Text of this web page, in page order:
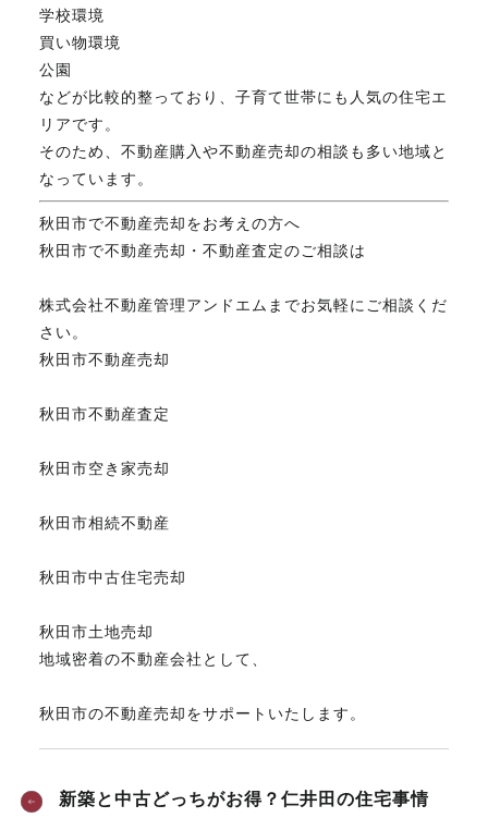
学校環境
買い物環境
公園
などが比較的整っており、子育て世帯にも人気の住宅エ
リアです。
そのため、不動産購入や不動産売却の相談も多い地域と
なっています。
秋田市で不動産売却をお考えの方へ
秋田市で不動産売却・不動産査定のご相談は
株式会社不動産管理アンドエムまでお気軽にご相談くだ
さい。
秋田市不動産売却
秋田市不動産査定
秋田市空き家売却
秋田市相続不動産
秋田市中古住宅売却
秋田市土地売却
地域密着の不動産会社として、
秋田市の不動産売却をサポートいたします。
新築と中古どっちがお得？仁井田の住宅事情